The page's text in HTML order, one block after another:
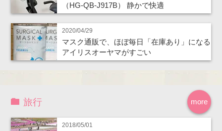
（HG-QB-J917B） 静かで快適
2020/04/29
マスク通販で、ほぼ毎日「在庫あり」になる
アイリスオーヤマがすごい
more
旅行
2018/05/01